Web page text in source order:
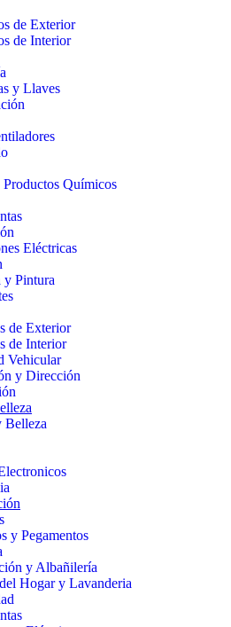
de Exterior
de Interior
y Llaves
Químicos
Eléctricas
y Pintura
de Exterior
de Interior
Vehicular
y Dirección
Belleza
y Pegamentos
y Albañilería
Hogar y Lavanderia